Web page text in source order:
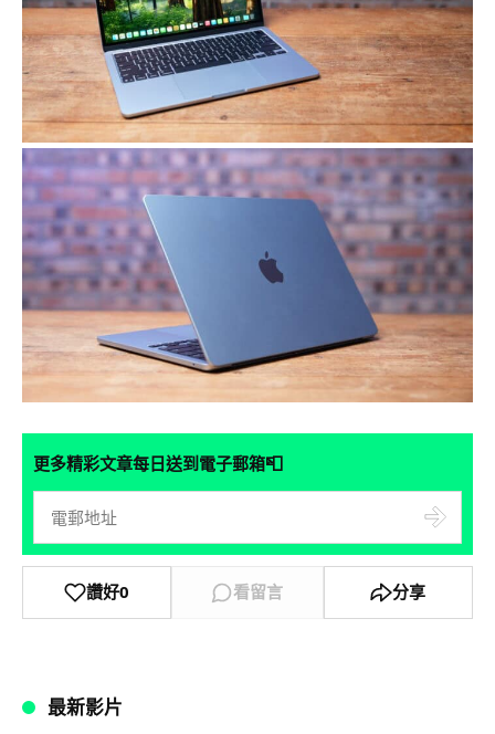
更多精彩文章每日送到電子郵箱📮
讚好0 看留言 分享
最新影片